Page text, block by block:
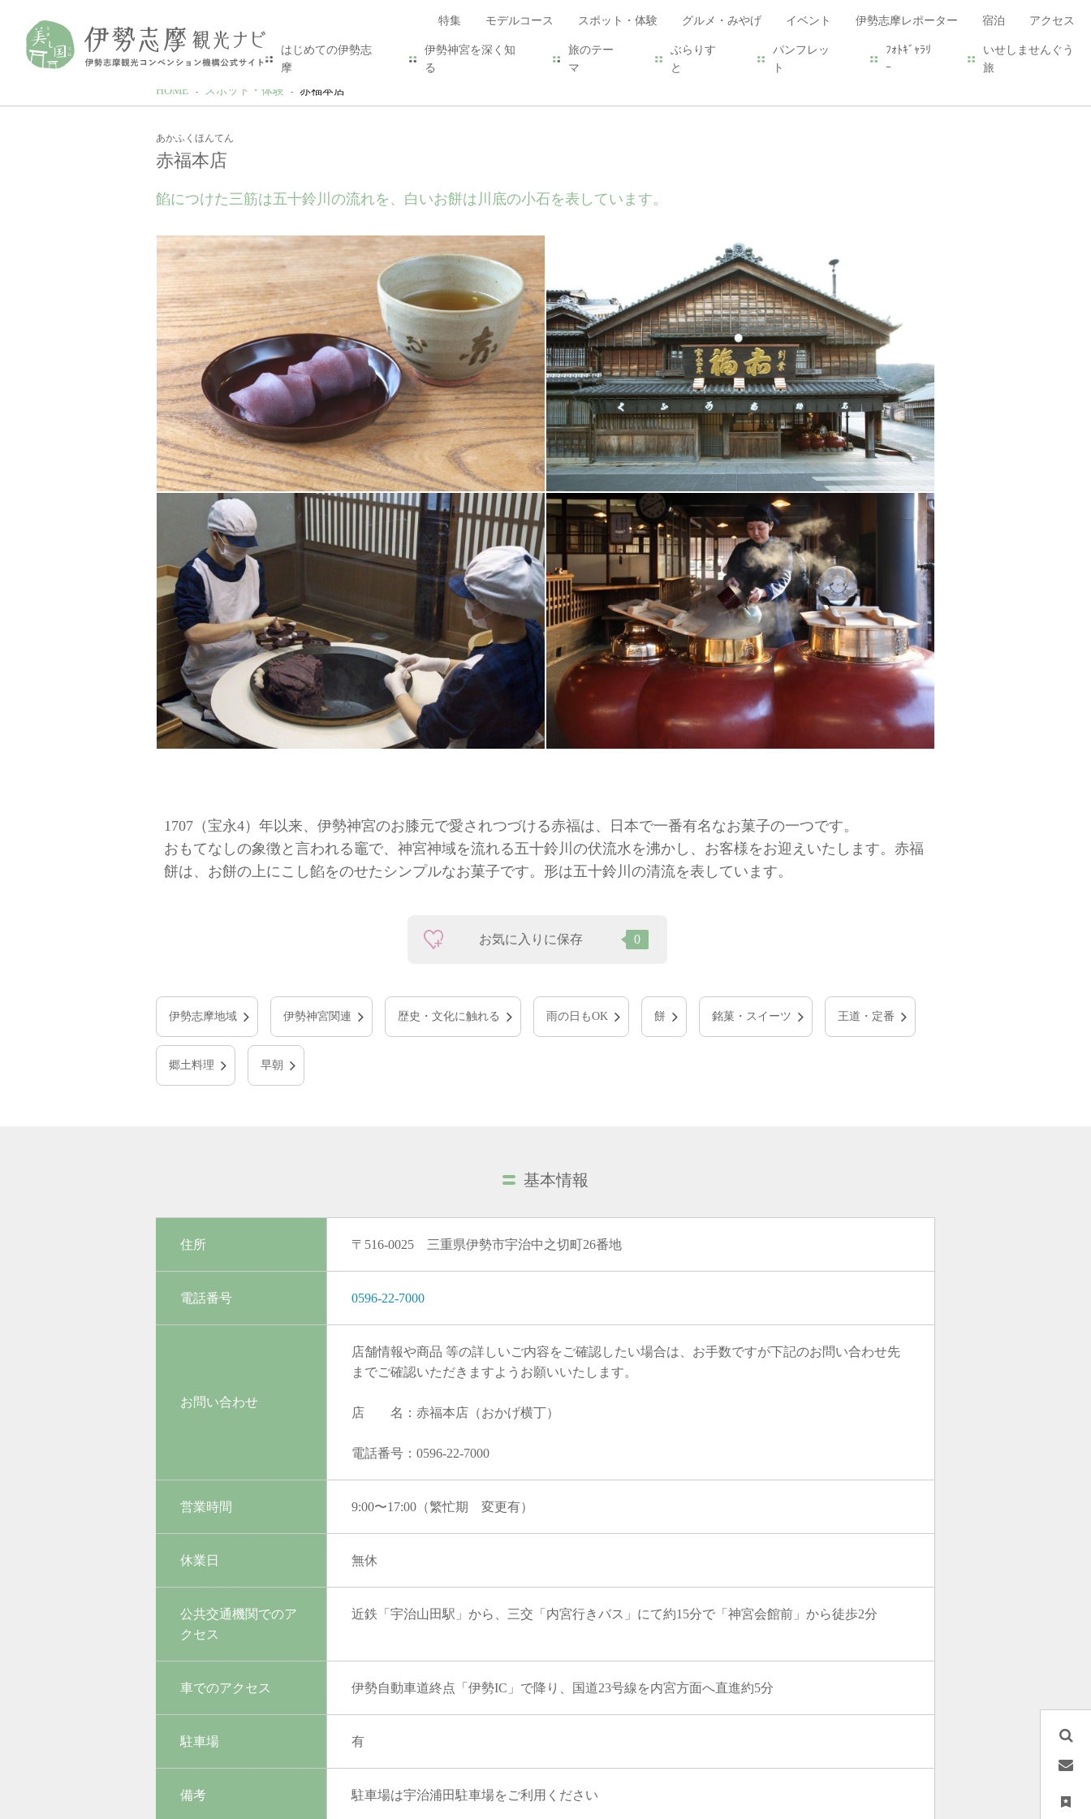
特集 モデルコース スポット・体験 グルメ・みやげ イベント 伊勢志摩レポーター 宿泊 アクセス
はじめての伊勢志
摩
伊勢神宮を深く知
る
旅のテー
マ
ぶらりす
と
パンフレッ
ト
ﾌｫﾄｷﾞｬﾗﾘ
ｰ
いせしませんぐう
旅
HOME スポット・体験 赤福本店
あかふくほんてん
赤福本店
餡につけた三筋は五十鈴川の流れを、白いお餅は川底の小石を表しています。
1707（宝永4）年以来、伊勢神宮のお膝元で愛されつづける赤福は、日本で一番有名なお菓子の一つです。
おもてなしの象徴と言われる竈で、神宮神域を流れる五十鈴川の伏流水を沸かし、お客様をお迎えいたします。赤福
餅は、お餅の上にこし餡をのせたシンプルなお菓子です。形は五十鈴川の清流を表しています。
お気に入りに保存 0
伊勢志摩地域 伊勢神宮関連 歴史・文化に触れる 雨の日もOK 餅 銘菓・スイーツ 王道・定番
郷土料理 早朝
基本情報
住所 〒516-0025 三重県伊勢市宇治中之切町26番地
電話番号 0596-22-7000
お問い合わせ
店舗情報や商品 等の詳しいご内容をご確認したい場合は、お手数ですが下記のお問い合わせ先
までご確認いただきますようお願いいたします。
店 名：赤福本店（おかげ横丁）
電話番号：0596-22-7000
営業時間 9:00〜17:00（繁忙期 変更有）
休業日 無休
公共交通機関でのア
クセス
近鉄「宇治山田駅」から、三交「内宮行きバス」にて約15分で「神宮会館前」から徒歩2分
車でのアクセス 伊勢自動車道終点「伊勢IC」で降り、国道23号線を内宮方面へ直進約5分
駐車場 有
備考 駐車場は宇治浦田駐車場をご利用ください